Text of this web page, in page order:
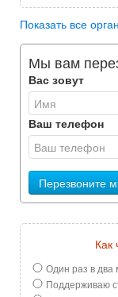
Показать все
Мы вам
Вас зовут
Ваш телефон
Перезвоните
Как
Один раз в два
Поддерживаю